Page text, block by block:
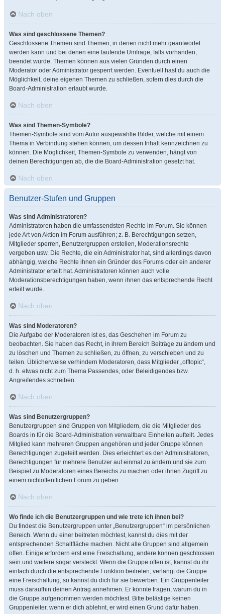
Nach oben
Was sind geschlossene Themen?
Geschlossene Themen sind Themen, in denen nicht mehr geantwortet
werden kann und bei denen eine laufende Umfrage, falls vorhanden,
beendet wurde. Themen können aus vielen Gründen durch einen
Moderator oder Administrator gesperrt werden. Eventuell hast du auch die
Möglichkeit, deine eigenen Themen zu schließen, sofern dies durch die
Board-Administration erlaubt wurde.
Nach oben
Was sind Themen-Symbole?
Themen-Symbole sind vom Autor ausgewählte Bilder, welche mit einem
Thema in Verbindung stehen können, um dessen Inhalt kennzeichnen zu
können. Die Möglichkeit, Themen-Symbole zu verwenden, hängt von
deinen Berechtigungen ab, die die Board-Administration gesetzt hat.
Nach oben
Benutzer-Stufen und Gruppen
Was sind Administratoren?
Administratoren haben die umfassendsten Rechte im Forum. Sie können
jede Art von Aktion im Forum ausführen; z. B. Berechtigungen setzen,
Mitglieder sperren, Benutzergruppen erstellen, Moderationsrechte
vergeben usw. Die Rechte, die ein Administrator hat, sind allerdings davon
abhängig, welche Rechte ihnen ein Gründer des Forums oder ein anderer
Administrator erteilt hat. Administratoren können auch volle
Moderationsberechtigungen haben, wenn ihnen das entsprechende Recht
erteilt wurde.
Nach oben
Was sind Moderatoren?
Die Aufgabe der Moderatoren ist es, das Geschehen im Forum zu
beobachten. Sie haben das Recht, in ihrem Bereich Beiträge zu ändern und
zu löschen und Themen zu schließen, zu öffnen, zu verschieben und zu
teilen. Üblicherweise verhindern Moderatoren, dass Mitglieder „offtopic“,
d. h. etwas nicht zum Thema Passendes, oder Beleidigendes bzw.
Angreifendes schreiben.
Nach oben
Was sind Benutzergruppen?
Benutzergruppen sind Gruppen von Mitgliedern, die die Mitglieder des
Boards in für die Board-Administration verwaltbare Einheiten aufteilt. Jedes
Mitglied kann mehreren Gruppen angehören und jeder Gruppe können
Berechtigungen zugeteilt werden. Dies erleichtert es den Administratoren,
Berechtigungen für mehrere Benutzer auf einmal zu ändern und sie zum
Beispiel zu Moderatoren eines Bereichs zu machen oder ihnen Zugriff zu
einem nichtöffentlichen Forum zu geben.
Nach oben
Wo finde ich die Benutzergruppen und wie trete ich ihnen bei?
Du findest die Benutzergruppen unter „Benutzergruppen“ im persönlichen
Bereich. Wenn du einer beitreten möchtest, kannst du dies mit der
entsprechenden Schaltfläche machen. Nicht alle Gruppen sind allgemein
offen. Einige erfordern erst eine Freischaltung, andere können geschlossen
sein und weitere sogar versteckt. Wenn die Gruppe offen ist, kannst du ihr
einfach durch die entsprechende Funktion beitreten; verlangt die Gruppe
eine Freischaltung, so kannst du dich für sie bewerben. Ein Gruppenleiter
muss daraufhin deinen Antrag annehmen. Er könnte fragen, warum du in
die Gruppe aufgenommen werden möchtest. Bitte belästige keinen
Gruppenleiter, wenn er dich ablehnt, er wird einen Grund dafür haben.